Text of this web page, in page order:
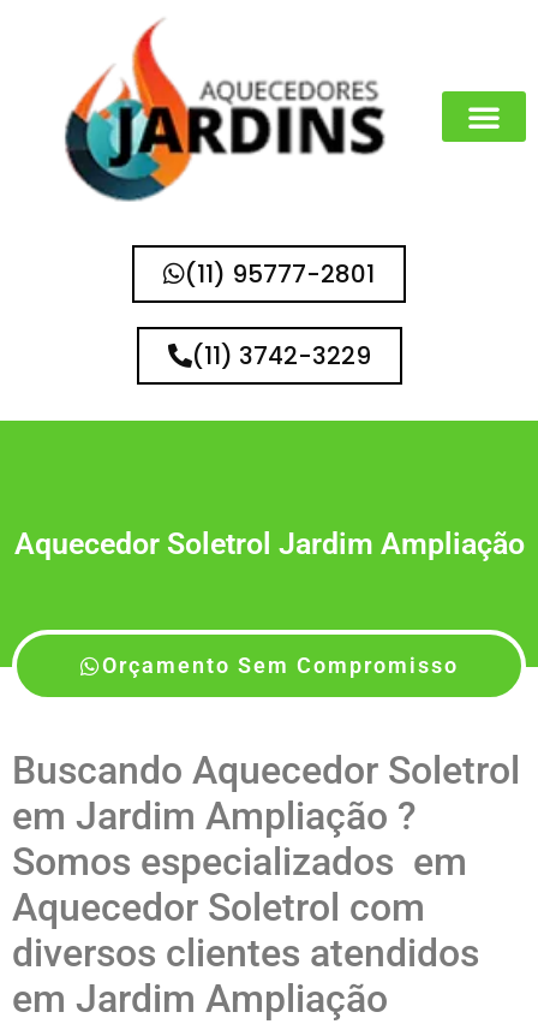
(11) 95777-2801
(11) 3742-3229
Aquecedor Soletrol Jardim Ampliação
Orçamento Sem Compromisso
Buscando Aquecedor Soletrol
em Jardim Ampliação ?
Somos especializados em
Aquecedor Soletrol com
diversos clientes atendidos
em Jardim Ampliação